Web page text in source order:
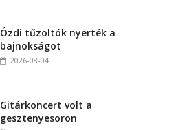
Ózdi tűzoltók nyerték a
bajnokságot
2026-08-04
Gitárkoncert volt a
gesztenyesoron